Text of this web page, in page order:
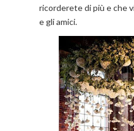
ricorderete di più e che
e gli amici.